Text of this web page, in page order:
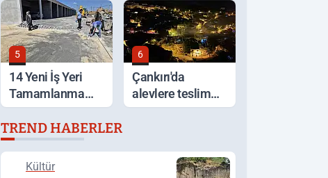
5
14 Yeni İş Yeri
Tamamlanma
Aşamasında
6
Çankırı'da
alevlere teslim
olan ev küle
TREND HABERLER
Kültür